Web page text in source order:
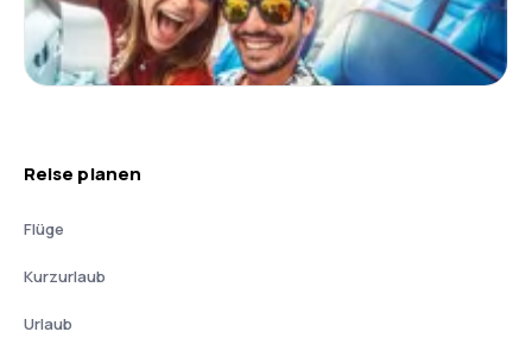
Reise planen
Flüge
Kurzurlaub
Urlaub